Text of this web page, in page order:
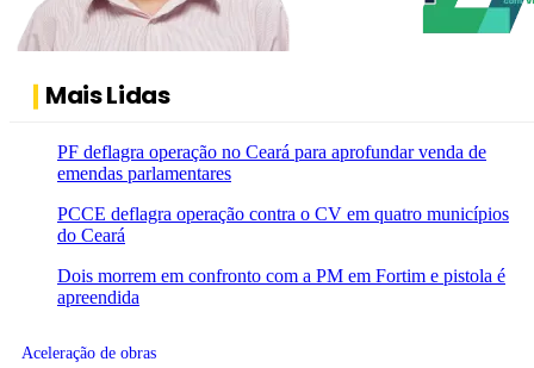
Mais Lidas
PF deflagra operação no Ceará para aprofundar venda de
emendas parlamentares
PCCE deflagra operação contra o CV em quatro municípios
do Ceará
Dois morrem em confronto com a PM em Fortim e pistola é
apreendida
Aceleração de obras